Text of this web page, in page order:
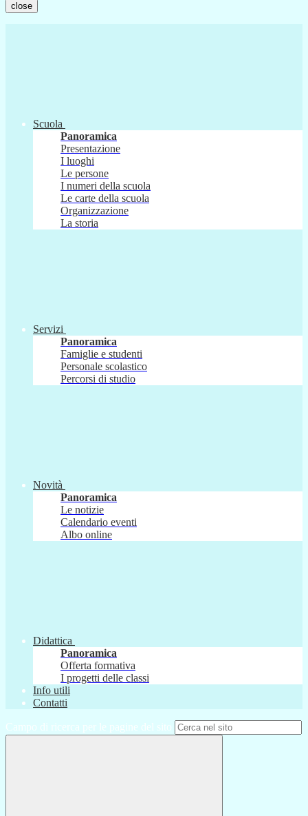
close
Scuola
Panoramica
Presentazione
I luoghi
Le persone
I numeri della scuola
Le carte della scuola
Organizzazione
La storia
Servizi
Panoramica
Famiglie e studenti
Personale scolastico
Percorsi di studio
Novità
Panoramica
Le notizie
Calendario eventi
Albo online
Didattica
Panoramica
Offerta formativa
I progetti delle classi
Info utili
Contatti
Campo di ricerca per le pagine del sito